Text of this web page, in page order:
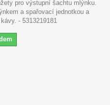
pro výstupní šachtu mlýnku.
a spařovací jednotkou a
- 5313219181